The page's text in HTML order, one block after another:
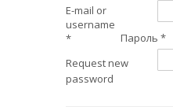
E-mail or
username
*
Пароль *
Request new
password